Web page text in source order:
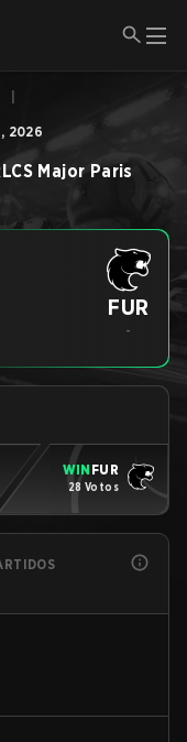
2026
Major Paris
FUR
-
WIN FUR
28 Votos